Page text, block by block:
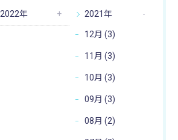
2022年 2021年
12月 (3)
11月 (3)
10月 (3)
09月 (3)
08月 (2)